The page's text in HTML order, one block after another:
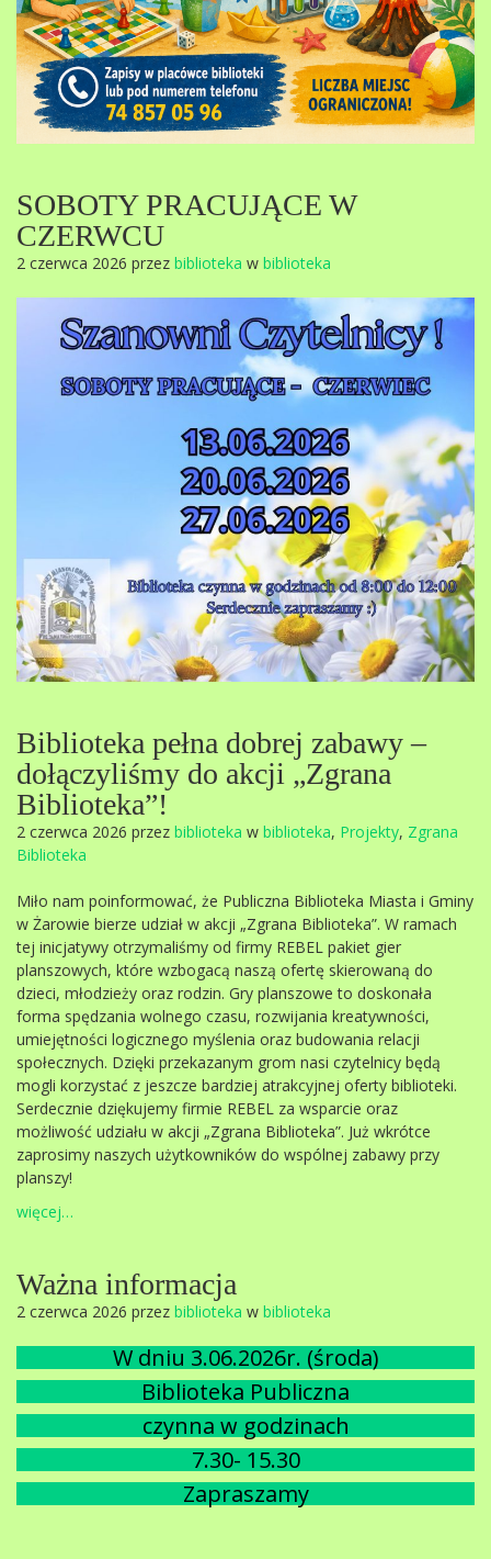
SOBOTY PRACUJĄCE W
CZERWCU
2 czerwca 2026 przez biblioteka w biblioteka
Biblioteka pełna dobrej zabawy –
dołączyliśmy do akcji „Zgrana
Biblioteka”!
2 czerwca 2026 przez biblioteka w biblioteka, Projekty, Zgrana
Biblioteka
Miło nam poinformować, że Publiczna Biblioteka Miasta i Gminy
w Żarowie bierze udział w akcji „Zgrana Biblioteka”. W ramach
tej inicjatywy otrzymaliśmy od firmy REBEL pakiet gier
planszowych, które wzbogacą naszą ofertę skierowaną do
dzieci, młodzieży oraz rodzin. Gry planszowe to doskonała
forma spędzania wolnego czasu, rozwijania kreatywności,
umiejętności logicznego myślenia oraz budowania relacji
społecznych. Dzięki przekazanym grom nasi czytelnicy będą
mogli korzystać z jeszcze bardziej atrakcyjnej oferty biblioteki.
Serdecznie dziękujemy firmie REBEL za wsparcie oraz
możliwość udziału w akcji „Zgrana Biblioteka”. Już wkrótce
zaprosimy naszych użytkowników do wspólnej zabawy przy
planszy!
więcej…
Ważna informacja
2 czerwca 2026 przez biblioteka w biblioteka
W dniu 3.06.2026r. (środa)
Biblioteka Publiczna
czynna w godzinach
7.30- 15.30
Zapraszamy